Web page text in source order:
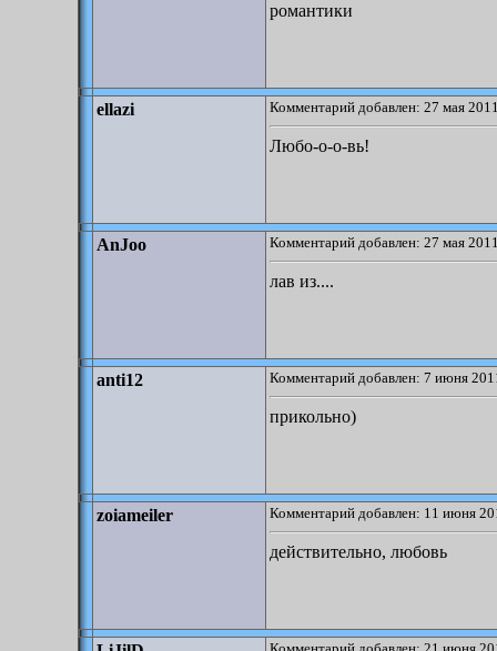
романтики
ellazi Комментарий добавлен: 27 мая
Любо-о-о-вь!
AnJoo Комментарий добавлен: 27 мая
лав из....
anti12 Комментарий добавлен: 7 июня
прикольно)
zoiameiler Комментарий добавлен: 11 июня
действительно, любовь